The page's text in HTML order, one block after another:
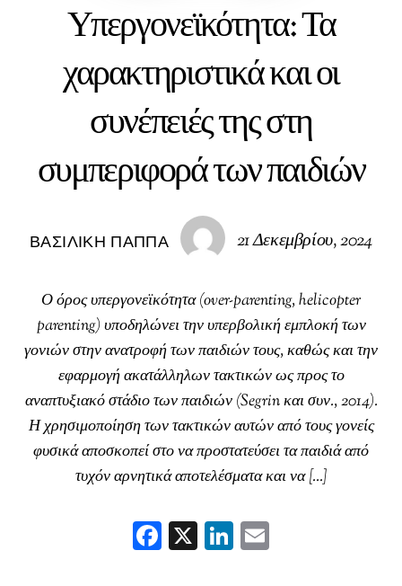
Υπεργονεϊκότητα: Τα
χαρακτηριστικά και οι
συνέπειές της στη
συμπεριφορά των παιδιών
ΒΑΣΙΛΙΚΉ ΠΑΠΠΆ 21 Δεκεμβρίου, 2024
Ο όρος υπεργονεϊκότητα (over-parenting, helicopter
parenting) υποδηλώνει την υπερβολική εμπλοκή των
γονιών στην ανατροφή των παιδιών τους, καθώς και την
εφαρμογή ακατάλληλων τακτικών ως προς το
αναπτυξιακό στάδιο των παιδιών (Segrin και συν., 2014).
Η χρησιμοποίηση των τακτικών αυτών από τους γονείς
φυσικά αποσκοπεί στο να προστατεύσει τα παιδιά από
τυχόν αρνητικά αποτελέσματα και να […]
F
ac
X Li
nk